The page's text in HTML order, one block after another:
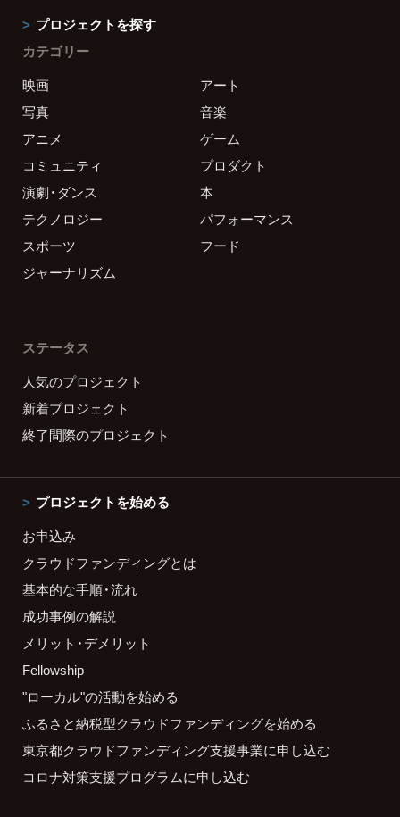
プロジェクトを探す
カテゴリー
映画
アート
写真
音楽
アニメ
ゲーム
コミュニティ
プロダクト
演劇・ダンス
本
テクノロジー
パフォーマンス
スポーツ
フード
ジャーナリズム
ステータス
人気のプロジェクト
新着プロジェクト
終了間際のプロジェクト
プロジェクトを始める
お申込み
クラウドファンディングとは
基本的な手順・流れ
成功事例の解説
メリット・デメリット
Fellowship
"ローカル"の活動を始める
ふるさと納税型クラウドファンディングを始める
東京都クラウドファンディング支援事業に申し込む
コロナ対策支援プログラムに申し込む